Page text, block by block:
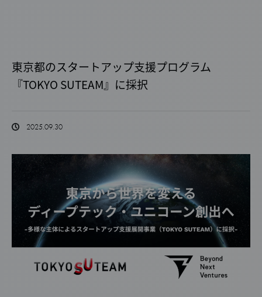
東京都のスタートアップ支援プログラム
『TOKYO SUTEAM』に採択
2025.09.30